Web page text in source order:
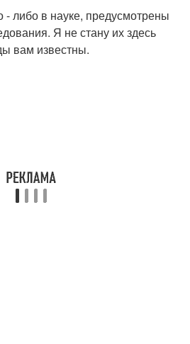
- либо в науке, предусмотрены
Я не стану их здесь
вам известны.